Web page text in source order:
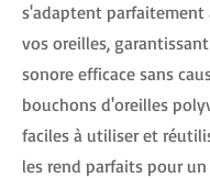
s'adaptent parfaitement
vos oreilles,
sonore efficace sans
bouchons d'oreilles
faciles à utiliser et
les rend parfaits pour un